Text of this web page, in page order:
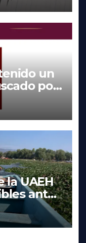
un
por
la UAEH
ante